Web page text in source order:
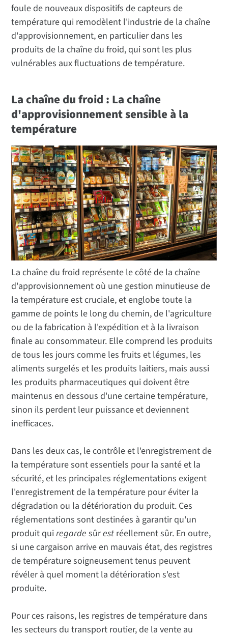
foule de nouveaux dispositifs de capteurs de
température qui remodèlent l'industrie de la chaîne
d'approvisionnement, en particulier dans les
produits de la chaîne du froid, qui sont les plus
vulnérables aux fluctuations de température.
La chaîne du froid : La chaîne
d'approvisionnement sensible à la
température
La chaîne du froid représente le côté de la chaîne
d'approvisionnement où une gestion minutieuse de
la température est cruciale, et englobe toute la
gamme de points le long du chemin, de l'agriculture
ou de la fabrication à l'expédition et à la livraison
finale au consommateur. Elle comprend les produits
de tous les jours comme les fruits et légumes, les
aliments surgelés et les produits laitiers, mais aussi
les produits pharmaceutiques qui doivent être
maintenus en dessous d'une certaine température,
sinon ils perdent leur puissance et deviennent
inefficaces.
Dans les deux cas, le contrôle et l'enregistrement de
la température sont essentiels pour la santé et la
sécurité, et les principales réglementations exigent
l'enregistrement de la température pour éviter la
dégradation ou la détérioration du produit. Ces
réglementations sont destinées à garantir qu'un
produit quiregarde sûrest réellement sûr. En outre,
si une cargaison arrive en mauvais état, des registres
de température soigneusement tenus peuvent
révéler à quel moment la détérioration s'est
produite.
Pour ces raisons, les registres de température dans
les secteurs du transport routier, de la vente au